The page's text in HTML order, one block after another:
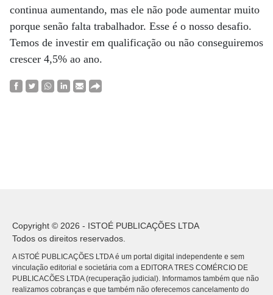
continua aumentando, mas ele não pode aumentar muito
porque senão falta trabalhador. Esse é o nosso desafio.
Temos de investir em qualificação ou não conseguiremos
crescer 4,5% ao ano.
Copyright © 2026 - ISTOÉ PUBLICAÇÕES LTDA
Todos os direitos reservados.
A ISTOÉ PUBLICAÇÕES LTDA é um portal digital independente e sem
vinculação editorial e societária com a EDITORA TRES COMÉRCIO DE
PUBLICACÕES LTDA (recuperação judicial). Informamos também que não
realizamos cobranças e que também não oferecemos cancelamento do